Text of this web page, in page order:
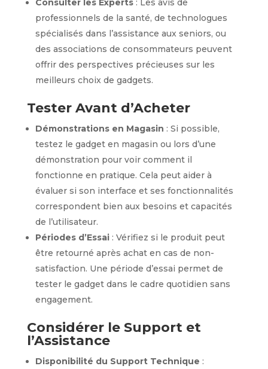
professionnels de la santé, de technologues
spécialisés dans l’assistance aux seniors, ou
des associations de consommateurs peuvent
offrir des perspectives précieuses sur les
meilleurs choix de gadgets.
Tester Avant d’Acheter
Démonstrations en Magasin : Si possible,
testez le gadget en magasin ou lors d’une
démonstration pour voir comment il
fonctionne en pratique. Cela peut aider à
évaluer si son interface et ses fonctionnalités
correspondent bien aux besoins et capacités
de l’utilisateur.
Périodes d’Essai: Vérifiez si le produit peut
être retourné après achat en cas de non-
satisfaction. Une période d’essai permet de
tester le gadget dans le cadre quotidien sans
engagement.
Considérer le Support et
l’Assistance
Disponibilité du Support Technique :